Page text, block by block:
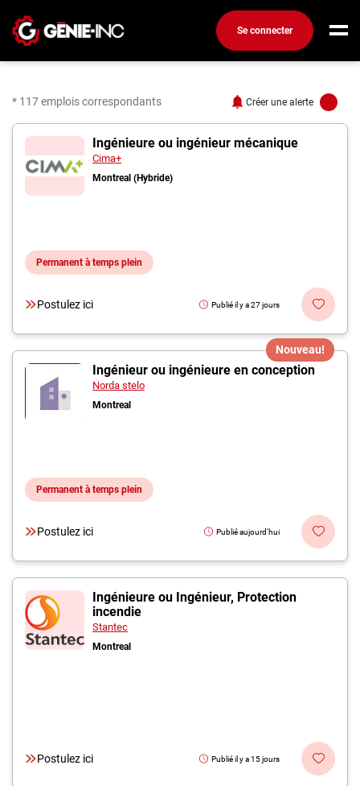
Se connecter
Créez un compte
Emplois
Recherchez un emploi
Compagnies
Ma boîte à outils
Conseils carrière
Inscrivez-vous à l'infolettre
* 117 emplois correspondants Créer une alerte
117 offres pour
Ingénieure ou ingénieur mécanique
Cima+
Montreal (Hybride)
Permanent à temps plein
Postulez ici Publié il y a 27 jours
Nouveau!
Ingénieur ou ingénieure en conception
Norda stelo
Montreal
Permanent à temps plein
Postulez ici Publié aujourd'hui
Ingénieure ou Ingénieur, Protection
incendie
Stantec
Montreal
Postulez ici Publié il y a 15 jours